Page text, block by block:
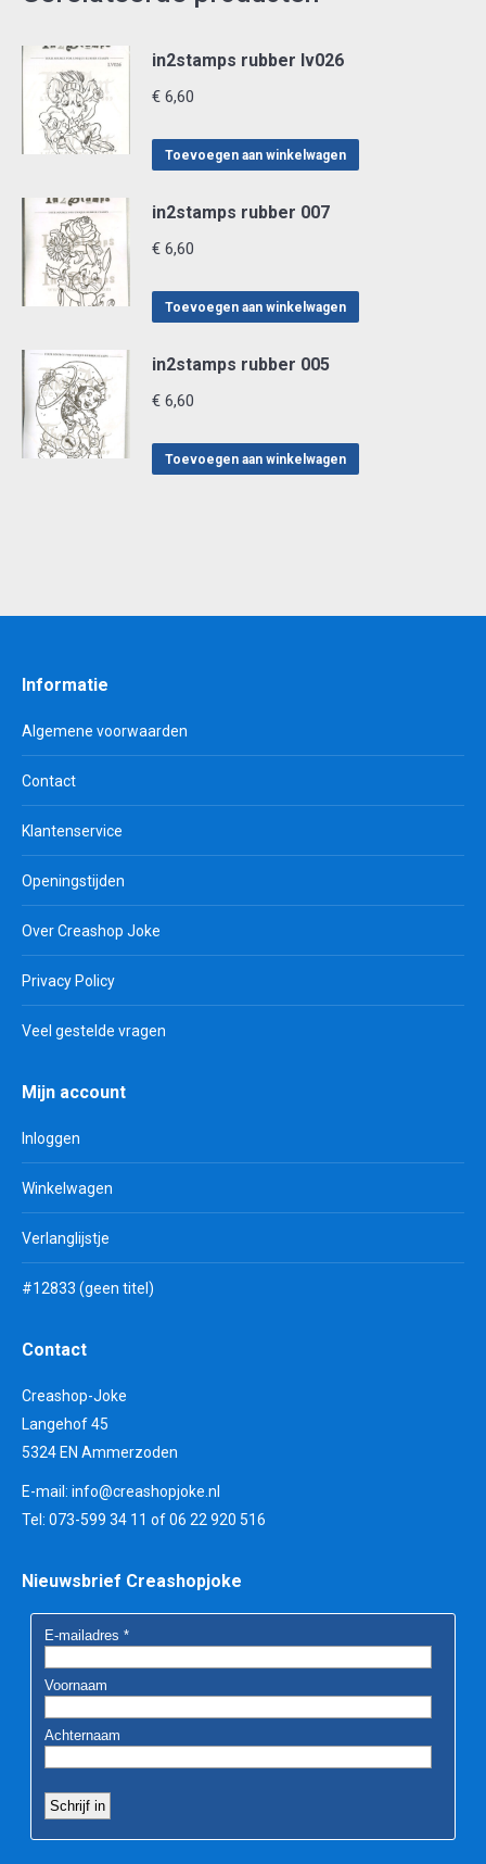
in2stamps rubber lv026
€ 6,60
Toevoegen aan winkelwagen
in2stamps rubber 007
€ 6,60
Toevoegen aan winkelwagen
in2stamps rubber 005
€ 6,60
Toevoegen aan winkelwagen
Informatie
Algemene voorwaarden
Contact
Klantenservice
Openingstijden
Over Creashop Joke
Privacy Policy
Veel gestelde vragen
Mijn account
Inloggen
Winkelwagen
Verlanglijstje
#12833 (geen titel)
Contact
Creashop-Joke
Langehof 45
5324 EN Ammerzoden
E-mail: info@creashopjoke.nl
Tel: 073-599 34 11 of 06 22 920 516
Nieuwsbrief Creashopjoke